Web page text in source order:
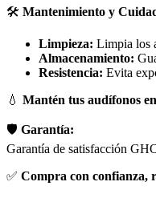
🛠️ Mantenimiento y
Limpieza: Limpia los
Almacenamiento:
Resistencia: Evita
💧 Mantén tus audífonos
🛡️ Garantía:
Garantía de satisfacción
✅ Compra con confianza,